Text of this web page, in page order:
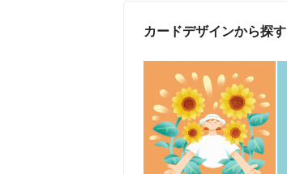
カードデザインから探す